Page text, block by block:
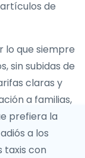
de
lo que siempre
sin subidas de
claras y
a familias,
prefiera la
a los
taxis con